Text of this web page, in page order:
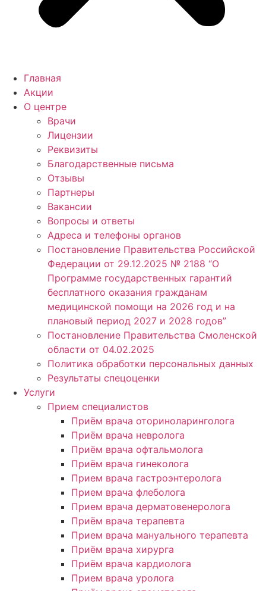
Главная
Акции
О центре
Врачи
Лицензии
Реквизиты
Благодарственные письма
Отзывы
Партнеры
Вакансии
Вопросы и ответы
Адреса и телефоны органов
Постановление Правительства Российской
Федерации от 29.12.2025 № 2188 “О
Программе государственных гарантий
бесплатного оказания гражданам
медицинской помощи на 2026 год и на
плановый период 2027 и 2028 годов”
Постановление Правительства Смоленской
области от 04.02.2025
Политика обработки персональных данных
Результаты спецоценки
Услуги
Прием специалистов
Приём врача оториноларинголога
Приём врача невролога
Приём врача офтальмолога
Приём врача гинеколога
Прием врача гастроэнтеролога
Прием врача флеболога
Прием врача дерматовенеролога
Приём врача терапевта
Прием врача мануального терапевта
Приём врача хирурга
Приём врача кардиолога
Прием врача уролога